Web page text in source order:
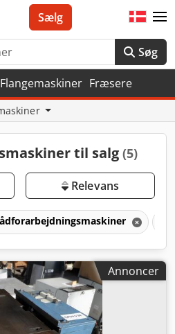
Søg
Sælg
Flangemaskiner Fræsere
til salg (5)
Relevans
Annoncer